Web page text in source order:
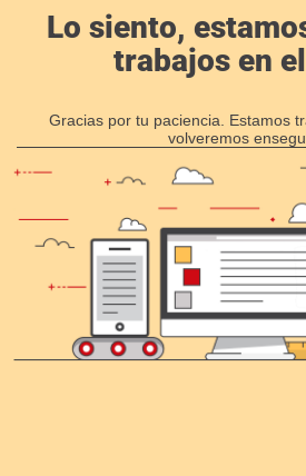
Lo siento,
trabajos en
Gracias por tu paciencia. Estamos
volveremos